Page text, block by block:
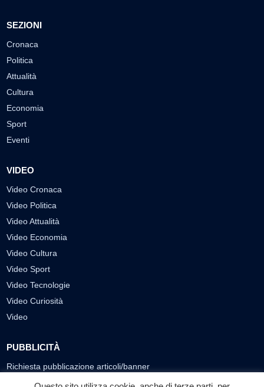
SEZIONI
Cronaca
Politica
Attualità
Cultura
Economia
Sport
Eventi
VIDEO
Video Cronaca
Video Politica
Video Attualità
Video Economia
Video Cultura
Video Sport
Video Tecnologie
Video Curiosità
Video
PUBBLICITÀ
Richiesta pubblicazione articoli/banner